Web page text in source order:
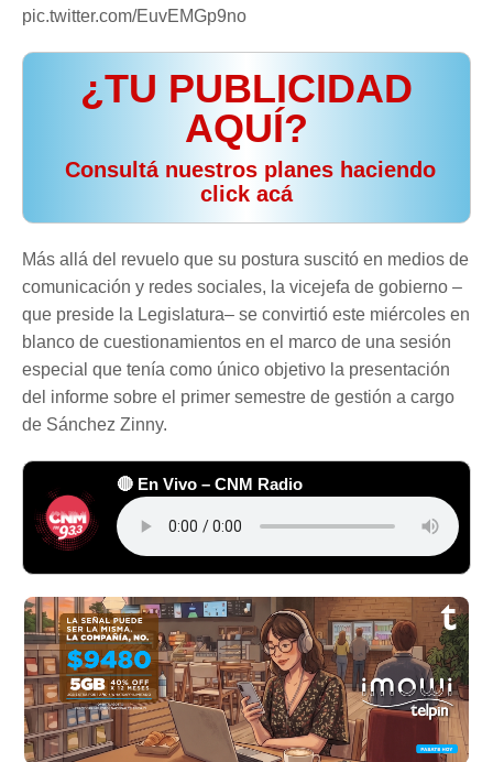
pic.twitter.com/EuvEMGp9no
¿TU PUBLICIDAD
AQUÍ?
️ Consultá nuestros planes haciendo
click acá
Más allá del revuelo que su postura suscitó en medios de
comunicación y redes sociales, la vicejefa de gobierno –
que preside la Legislatura– se convirtió este miércoles en
blanco de cuestionamientos en el marco de una sesión
especial que tenía como único objetivo la presentación
del informe sobre el primer semestre de gestión a cargo
de Sánchez Zinny.
🔴 En Vivo – CNM Radio